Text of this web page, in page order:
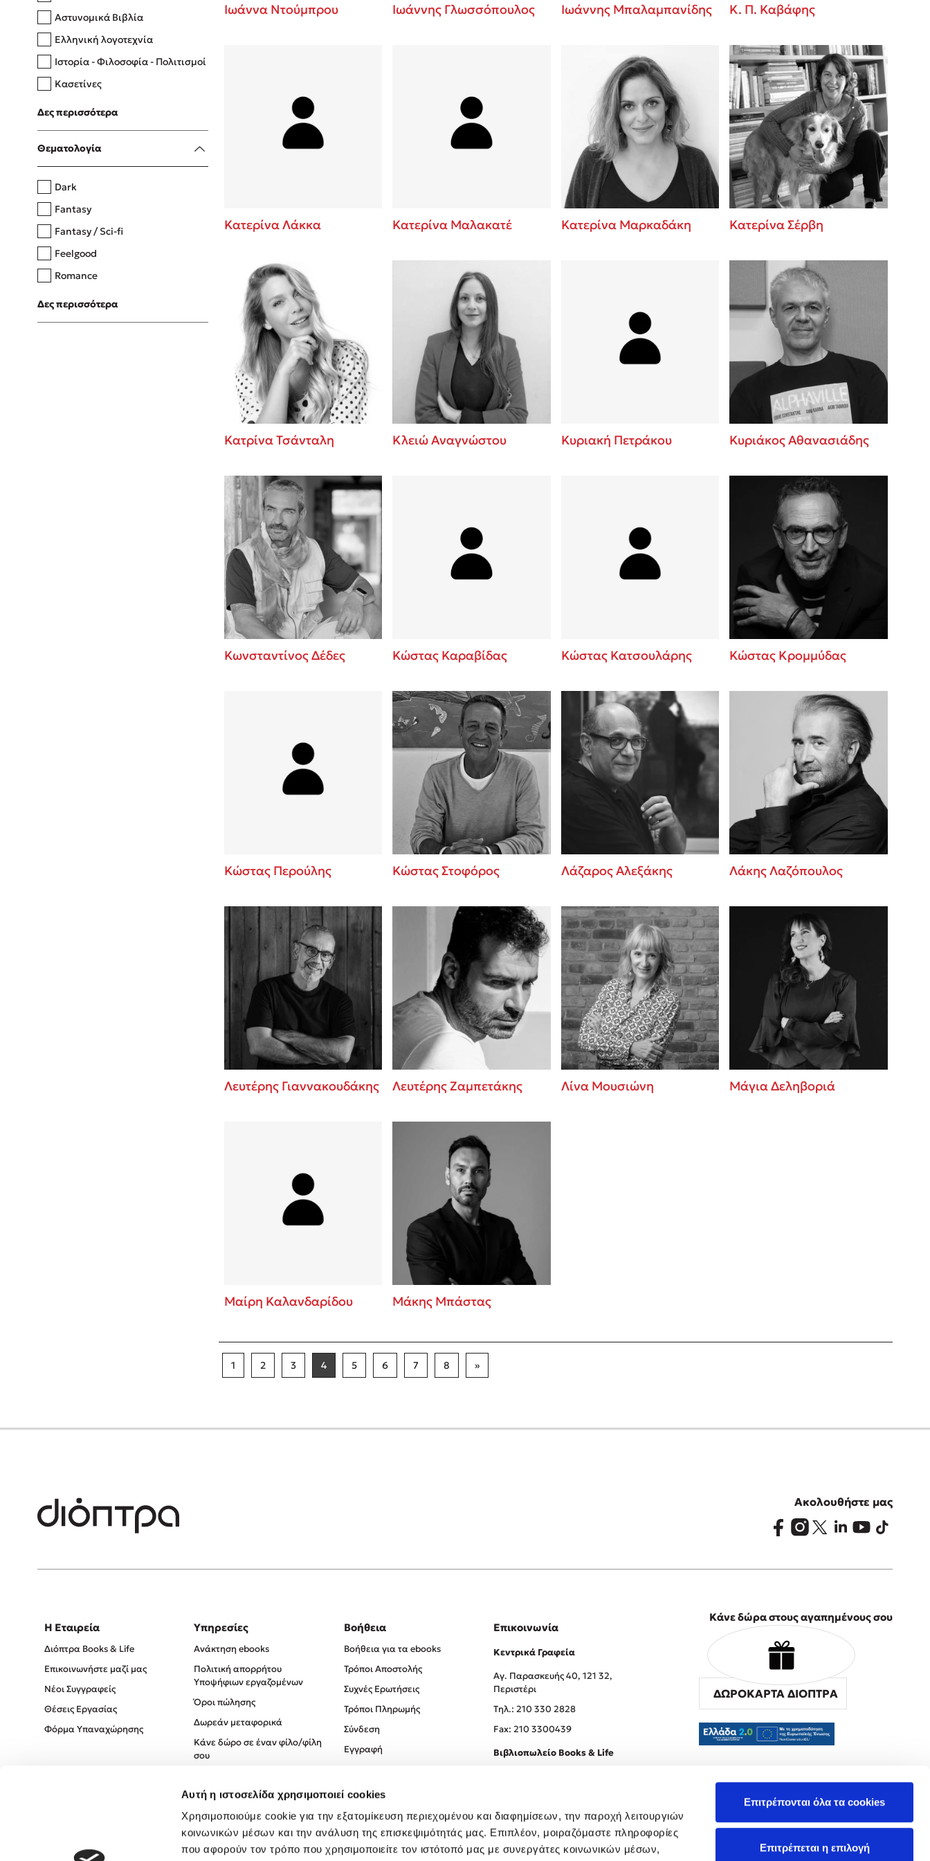
Αυτή η ιστοσελίδα χρησιμοποιεί cookies
Χρησιμοποιούμε cookie για την εξατομίκευση περιεχομένου και διαφημίσεων, την παροχή λειτουργιών
κοινωνικών μέσων και την ανάλυση της επισκεψιμότητάς μας. Επιπλέον, μοιραζόμαστε πληροφορίες
που αφορούν τον τρόπο που χρησιμοποιείτε τον ιστότοπό μας με συνεργάτες κοινωνικών μέσων,
Επιτρέπονται όλα τα cookies
Επιτρέπεται η επιλογή
Δανάη Δεληγεώργη
Πάνω, κάτω, μπροστά, πίσω
Η μέθοδος Αφήστε τους
Αστυνομικά Βιβλία
Ελληνική λογοτεχνία
Ιστορία - Φιλοσοφία - Πολιτισμοί
Κασετίνες
Λευκώματα - Έγχρωμοι οδηγοί
Μαγειρική
Δες περισσότερα
Θεματολογία
Dark
Fantasy
Fantasy / Sci-fi
Feelgood
Romance
Upmarket
Young Adult
Δες περισσότερα
Ιωάννα Ντούμπρου Ιωάννης Γλωσσόπουλος Ιωάννης Μπαλαμπανίδης Κ. Π. Καβάφης
Κατερίνα Λάκκα Κατερίνα Μαλακατέ Κατερίνα Μαρκαδάκη Κατερίνα Σέρβη
Κατρίνα Τσάνταλη Κλειώ Αναγνώστου Κυριακή Πετράκου Κυριάκος Αθανασιάδης
Κωνσταντίνος Δέδες Κώστας Καραβίδας Κώστας Κατσουλάρης Κώστας Κρομμύδας
Κώστας Περούλης Κώστας Στοφόρος Λάζαρος Αλεξάκης Λάκης Λαζόπουλος
Λευτέρης Γιαννακουδάκης Λευτέρης Ζαμπετάκης Λίνα Μουσιώνη Μάγια Δεληβοριά
Μαίρη Καλανδαρίδου Μάκης Μπάστας
1 2 3 4 5 6 7 8 »
Ακολουθήστε μας
Η Εταιρεία
Διόπτρα Books & Life
Επικοινωνήστε μαζί μας
Νέοι Συγγραφείς
Θέσεις Εργασίας
Φόρμα Υπαναχώρησης
Υπηρεσίες
Ανάκτηση ebooks
Πολιτική απορρήτου
Υποψήφιων εργαζομένων
Όροι πώλησης
Δωρεάν μεταφορικά
Κάνε δώρο σε έναν φίλο/φίλη
σου
Πολιτική Απορρήτου
Όροι χρήσης
Βοήθεια
Βοήθεια για τα ebooks
Τρόποι Αποστολής
Συχνές Ερωτήσεις
Τρόποι Πληρωμής
Σύνδεση
Εγγραφή
Επικοινωνία
Κεντρικά Γραφεία
Αγ. Παρασκευής 40, 121 32,
Περιστέρι
Tηλ.: 210 330 2828
Fax: 210 3300439
Βιβλιοπωλείο Books & Life
Κάνε δώρα στους αγαπημένους σου
ΔΩΡΟΚΑΡΤΑ ΔΙΟΠΤΡΑ